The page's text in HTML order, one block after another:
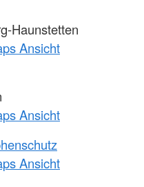
Haunstetten
Ansicht
Ansicht
Ansicht